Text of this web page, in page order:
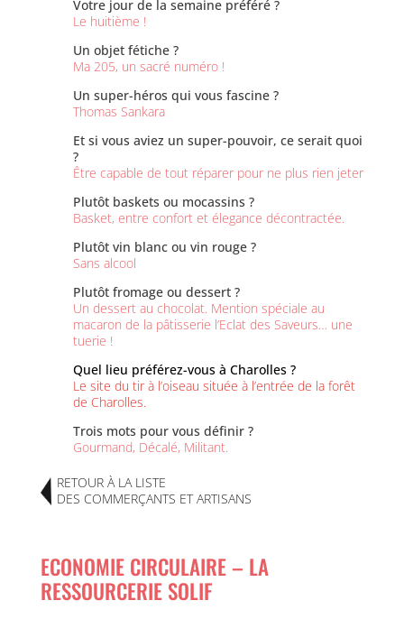
Votre jour de la semaine préféré ?
Le huitième !
Un objet fétiche ?
Ma 205, un sacré numéro !
Un super-héros qui vous fascine ?
Thomas Sankara
Et si vous aviez un super-pouvoir, ce serait quoi
?
Être capable de tout réparer pour ne plus rien jeter
Plutôt baskets ou mocassins ?
Basket, entre confort et élegance décontractée.
Plutôt vin blanc ou vin rouge ?
Sans alcool
Plutôt fromage ou dessert ?
Un dessert au chocolat. Mention spéciale au
macaron de la pâtisserie l’Eclat des Saveurs… une
tuerie !
Quel lieu préférez-vous à Charolles ?
Le site du tir à l’oiseau située à l’entrée de la forêt
de Charolles.
Trois mots pour vous définir ?
Gourmand, Décalé, Militant.
RETOUR À LA LISTE
DES COMMERÇANTS ET ARTISANS
ECONOMIE CIRCULAIRE – LA
RESSOURCERIE SOLIF